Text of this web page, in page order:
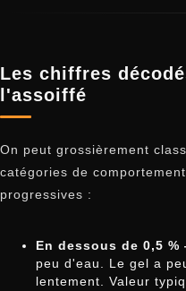
Les chiffres
l'assoiffé
On peut grossièrement
catégories de
progressives :
En dessous de 0,5
peu d'eau. Le gel a
lentement. Valeur